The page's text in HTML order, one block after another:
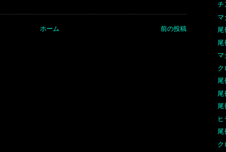
前の投稿
ホーム
チ
マ
尾
尾
マ
ク
尾
尾
尾
ヒ
尾
ク